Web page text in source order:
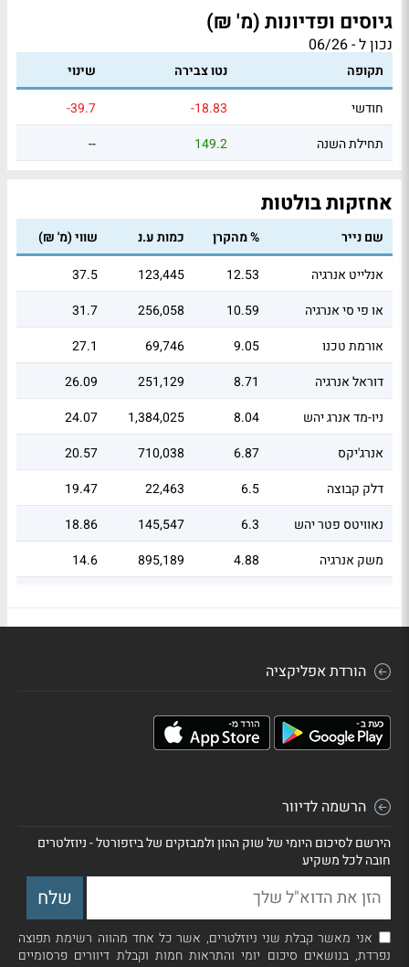
גיוסים ופדיונות (מ' ₪)
נכון ל - 06/26
תקופה נטו צבירה
שינוי
חודשי
-18.83
-39.7
תחילת השנה
149.2
--
אחזקות בולטות
שם נייר % מהקרן כמות ע.נ
שווי (מ' ₪)
אנלייט אנרגיה
12.53
123,445
37.5
או פי סי אנרגיה
10.59
256,058
31.7
אורמת טכנו
9.05
69,746
27.1
דוראל אנרגיה
8.71
251,129
26.09
ניו-מד אנרג יהש
8.04
1,384,025
24.07
אנרג'יקס
6.87
710,038
20.57
דלק קבוצה
6.5
22,463
19.47
נאוויטס פטר יהש
6.3
145,547
18.86
משק אנרגיה
4.88
895,189
14.6
הורדת אפליקציה
הרשמה לדיוור
הירשם לסיכום היומי של שוק ההון ולמבזקים של ביזפורטל - ניוזלטרים
חובה לכל משקיע
אני מאשר קבלת שני ניוזלטרים, אשר כל אחד מהווה רשימת תפוצה
נפרדת, בנושאים סיכום יומי והתראות חמות וקבלת דיוורים פרסומיים